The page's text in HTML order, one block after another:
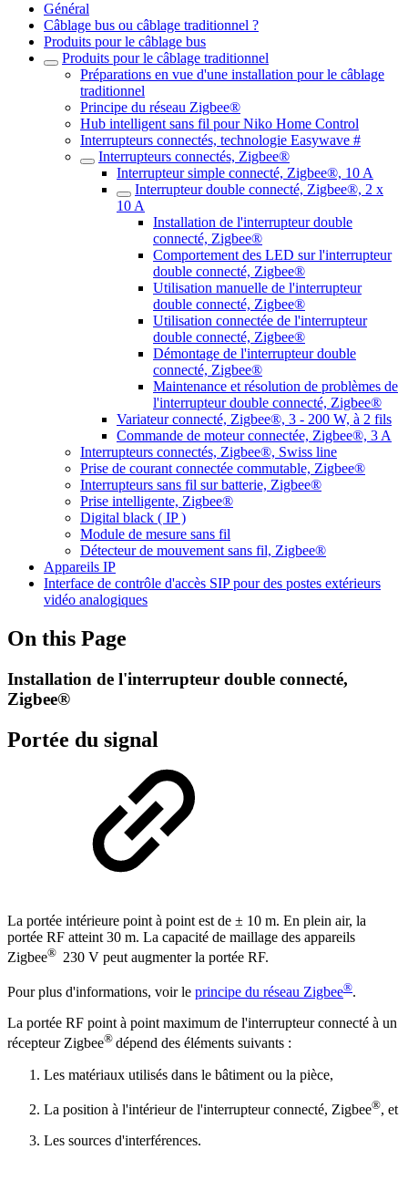
Général
Câblage bus ou câblage traditionnel ?
Produits pour le câblage bus
Produits pour le câblage traditionnel
Préparations en vue d'une installation pour le câblage
traditionnel
Principe du réseau Zigbee®
Hub intelligent sans fil pour Niko Home Control
Interrupteurs connectés, technologie Easywave #
Interrupteurs connectés, Zigbee®
Interrupteur simple connecté, Zigbee®, 10 A
Interrupteur double connecté, Zigbee®, 2 x
10 A
Installation de l'interrupteur double
connecté, Zigbee®
Comportement des LED sur l'interrupteur
double connecté, Zigbee®
Utilisation manuelle de l'interrupteur
double connecté, Zigbee®
Utilisation connectée de l'interrupteur
double connecté, Zigbee®
Démontage de l'interrupteur double
connecté, Zigbee®
Maintenance et résolution de problèmes de
l'interrupteur double connecté, Zigbee®
Variateur connecté, Zigbee®, 3 - 200 W, à 2 fils
Commande de moteur connectée, Zigbee®, 3 A
Interrupteurs connectés, Zigbee®, Swiss line
Prise de courant connectée commutable, Zigbee®
Interrupteurs sans fil sur batterie, Zigbee®
Prise intelligente, Zigbee®
Digital black ( IP )
Module de mesure sans fil
Détecteur de mouvement sans fil, Zigbee®
Appareils IP
Interface de contrôle d'accès SIP pour des postes extérieurs
vidéo analogiques
On this Page
Installation de l'interrupteur double connecté,
Zigbee®
Portée du signal
La portée intérieure point à point est de ± 10 m. En plein air, la
portée RF atteint 30 m. La capacité de maillage des appareils
Zigbee® 230 V peut augmenter la portée RF.
Pour plus d'informations, voir le principe du réseau Zigbee®.
La portée RF point à point maximum de l'interrupteur connecté à un
récepteur Zigbee® dépend des éléments suivants :
Les matériaux utilisés dans le bâtiment ou la pièce,
La position à l'intérieur de l'interrupteur connecté, Zigbee®, et
Les sources d'interférences.